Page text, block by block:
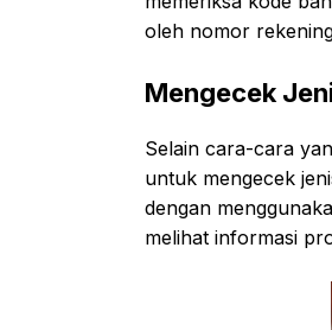
oleh nomor
Mengecek
Selain cara-cara
untuk mengecek
dengan
melihat informasi